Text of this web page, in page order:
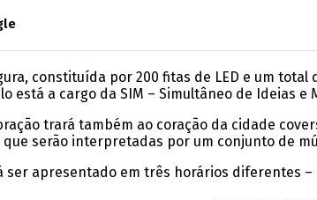
constituída por 200 fitas de LED e um
está a cargo da SIM – Simultâneo de Ideias e
trará também ao coração da cidade
que serão interpretadas por um conjunto de
apresentado em três horários diferentes –